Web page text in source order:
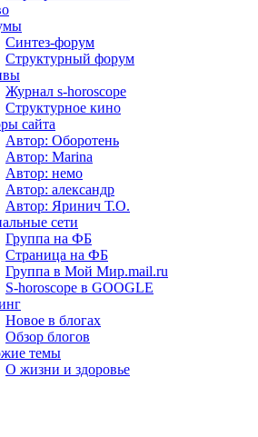
Синтез-форум
Структурный форум
Журнал s-horoscope
Структурное кино
сайта
Автор: Оборотень
Автор: Marina
Автор: немo
Автор: александр
Автор: Яринич Т.О.
сети
Группа на ФБ
Страница на ФБ
Группа в Мой Мир.mail.ru
S-horoscope в GOOGLE
Новое в блогах
Обзор блогов
темы
О жизни и здоровье